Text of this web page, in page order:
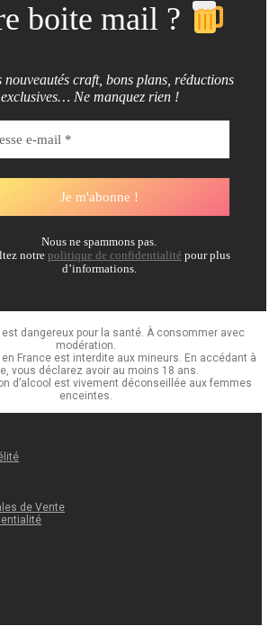
boite mail ?
nouveautés craft, bons plans, réductions
exclusives… Ne manquez rien !
Nous ne spammons pas.
notre politique de confidentialité pour plus
d’informations.
est dangereux pour la santé. À consommer avec
modération.
en France est interdite aux mineurs. En accédant à
vous déclarez avoir au moins 18 ans.
d’alcool est vivement déconseillée aux femmes
enceintes.
de Vente